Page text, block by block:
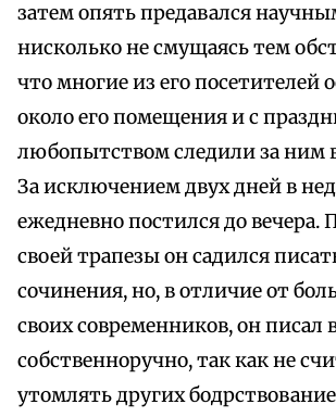
затем опять предавался
нисколько не смущаясь тем
что многие из его посетителей
около его помещения и с
любопытством следили за ним в
За исключением двух дней в
ежедневно постился до вечера.
своей трапезы он садился
сочинения, но, в отличие от
своих современников, он писал
собственноручно, так как не
утомлять других